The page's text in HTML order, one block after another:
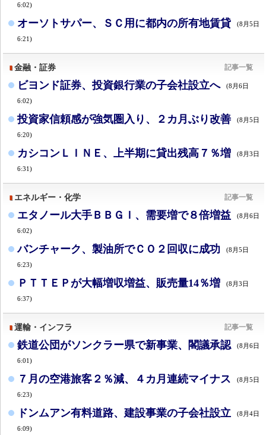
6:02)
オーソトサパー、ＳＣ用に都内の所有地賃貸 (8月5日
6:21)
金融・証券 記事一覧
ビヨンド証券、投資銀行業の子会社設立へ (8月6日
6:02)
投資家信頼感が強気圏入り、２カ月ぶり改善 (8月5日
6:20)
カシコンＬＩＮＥ、上半期に貸出残高７％増 (8月3日
6:31)
エネルギー・化学 記事一覧
エタノール大手ＢＢＧＩ、需要増で８倍増益 (8月6日
6:02)
バンチャーク、製油所でＣＯ２回収に成功 (8月5日
6:23)
ＰＴＴＥＰが大幅増収増益、販売量14％増 (8月3日
6:37)
運輸・インフラ 記事一覧
鉄道公団がソンクラー県で新事業、閣議承認 (8月6日
6:01)
７月の空港旅客２％減、４カ月連続マイナス (8月5日
6:23)
ドンムアン有料道路、建設事業の子会社設立 (8月4日
6:09)